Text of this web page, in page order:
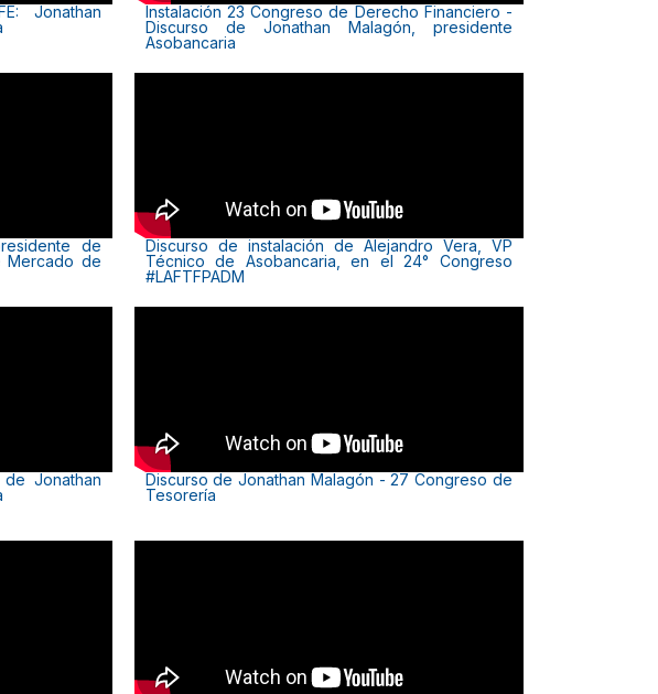
Jonathan
Instalación 23 Congreso de Derecho Financiero -
Discurso de Jonathan Malagón, presidente
Asobancaria
de
Mercado de
Discurso de instalación de Alejandro Vera, VP
Técnico de Asobancaria, en el 24° Congreso
#LAFTFPADM
de Jonathan
Discurso de Jonathan Malagón - 27 Congreso de
Tesorería